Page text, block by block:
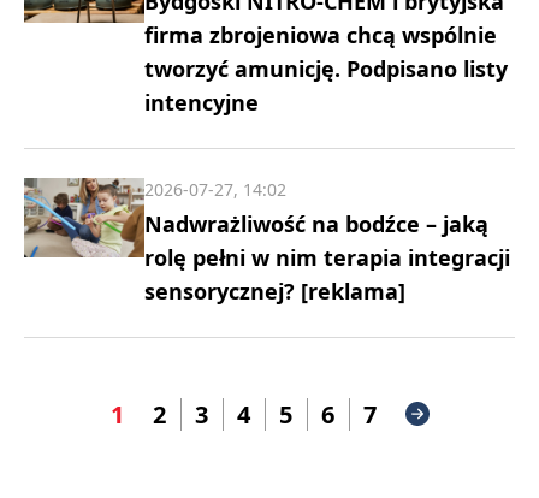
firma zbrojeniowa chcą wspólnie
tworzyć amunicję. Podpisano listy
intencyjne
Nadwrażliwość na bodźce – jaką
rolę pełni w nim terapia integracji
sensorycznej? [reklama]
2026-07-27, 14:02
1 2 3 4 5 6 7